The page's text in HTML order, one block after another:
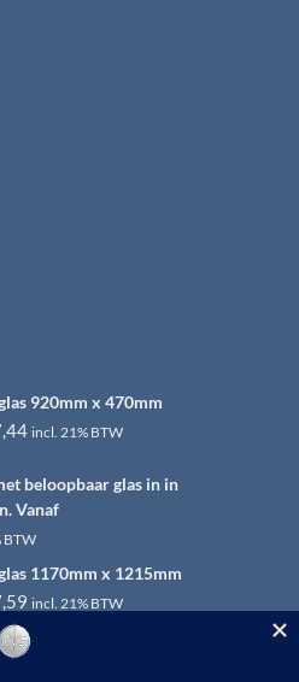
920mm x 470mm
Huidige
is:
€4.917,44.
incl. 21% BTW
beloopbaar glas in in
Vanaf
BTW
1170mm x 1215mm
Huidige
prijs
is:
incl. 21% BTW